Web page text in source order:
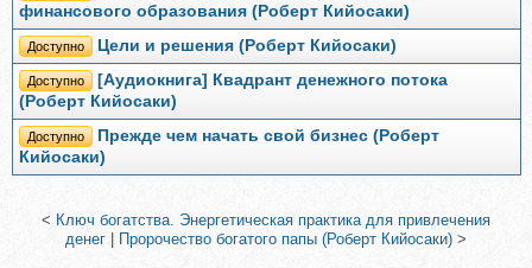
финансового образования (Роберт Кийосаки)
Доступно Цели и решения (Роберт Кийосаки)
Доступно
[Аудиокнига] Квадрант денежного потока
(Роберт Кийосаки)
Доступно
Прежде чем начать свой бизнес (Роберт
Кийосаки)
< Ключ богатства. Энергетическая практика для привлечения
денег | Пророчество богатого папы (Роберт Кийосаки) >